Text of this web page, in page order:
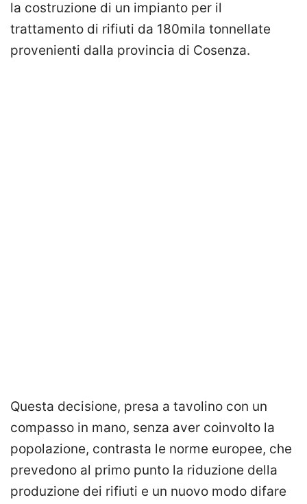
la costruzione di un impianto per il
trattamento di rifiuti da 180mila tonnellate
provenienti dalla provincia di Cosenza.
Questa decisione, presa a tavolino con un
compasso in mano, senza aver coinvolto la
popolazione, contrasta le norme europee, che
prevedono al primo punto la riduzione della
produzione dei rifiuti e un nuovo modo difare